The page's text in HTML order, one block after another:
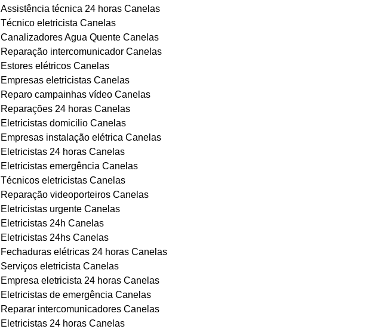
Assistência técnica 24 horas Canelas
Técnico eletricista Canelas
Canalizadores Agua Quente Canelas
Reparação intercomunicador Canelas
Estores elétricos Canelas
Empresas eletricistas Canelas
Reparo campainhas vídeo Canelas
Reparações 24 horas Canelas
Eletricistas domicilio Canelas
Empresas instalação elétrica Canelas
Eletricistas 24 horas Canelas
Eletricistas emergência Canelas
Técnicos eletricistas Canelas
Reparação videoporteiros Canelas
Eletricistas urgente Canelas
Eletricistas 24h Canelas
Eletricistas 24hs Canelas
Fechaduras elétricas 24 horas Canelas
Serviços eletricista Canelas
Empresa eletricista 24 horas Canelas
Eletricistas de emergência Canelas
Reparar intercomunicadores Canelas
Eletricistas 24 horas Canelas